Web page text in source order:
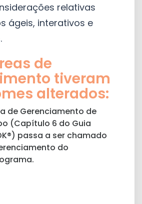
relativas
ágeis, interativos e
de
tiveram
alterados:
de Gerenciamento de
(Capítulo 6 do Guia
passa a ser chamado
do